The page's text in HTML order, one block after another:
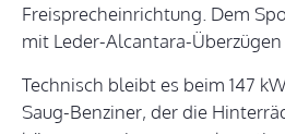
Freisprecheinrichtung. Dem
mit Leder-Alcantara-
Technisch bleibt es beim 147
Saug-Benziner, der die